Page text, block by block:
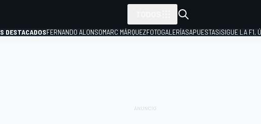
DESTACADOSFERNANDO ALONSOMARC MÁRQUEZFOTOGALERÍASAPUESTAS¡SIGUE LA F1,